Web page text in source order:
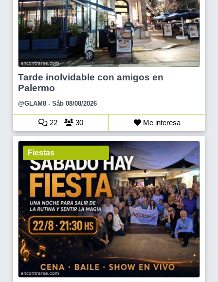
Tarde inolvidable con amigos en
Palermo
@GLAM8 - Sáb 08/08/2026
22 30 Me interesa
Fiestas